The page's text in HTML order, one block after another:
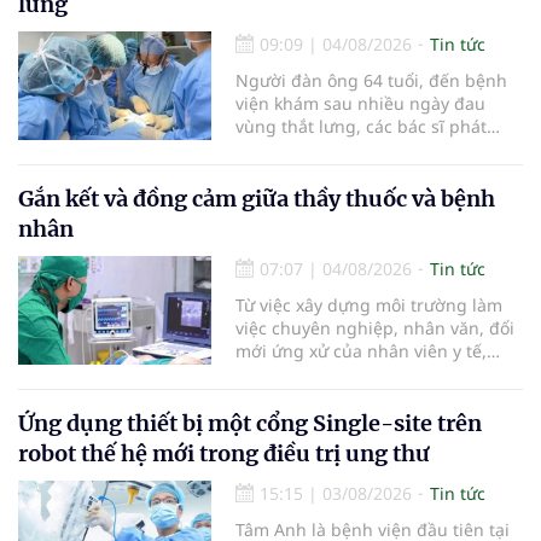
tiêu hóa - gan mật vừa diễn ra
ngày 1/8 tại Bệnh viện Đại học
quốc tế Hồng Bàng.
09:09 | 04/08/2026
Tin tức
Người đàn ông 64 tuổi, đến bệnh
viện khám sau nhiều ngày đau
vùng thắt lưng, các bác sĩ phát
biểu mô tế bào thận. Với khối u còn
ở giai đoạn sớm, người bệnh được
bằng phẫu thuật robot thay vì phải
cắt bỏ toàn bộ quả thận như trước
đây.
Gắn kết và đồng cảm giữa thầy thuốc và bệnh
nhân
07:07 | 04/08/2026
Tin tức
Từ việc xây dựng môi trường làm
việc chuyên nghiệp, nhân văn, đổi
mới ứng xử của nhân viên y tế,
đồng cảm, gắn kết cao giữa thầy
thuốc với bệnh nhân.
Ứng dụng thiết bị một cổng Single-site trên
robot thế hệ mới trong điều trị ung thư
15:15 | 03/08/2026
Tin tức
Tâm Anh là bệnh viện đầu tiên tại